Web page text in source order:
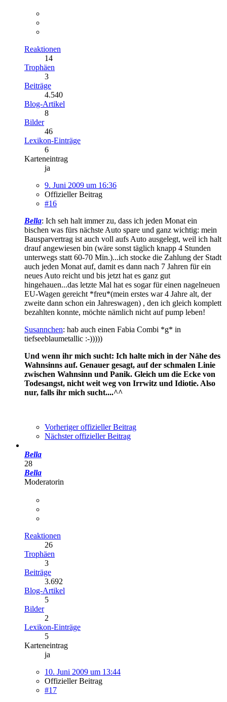
Reaktionen
14
Trophäen
3
Beiträge
4.540
Blog-Artikel
8
Bilder
46
Lexikon-Einträge
6
Karteneintrag
ja
9. Juni 2009 um 16:36
Offizieller Beitrag
#16
Bella: Ich seh halt immer zu, dass ich jeden Monat ein
bischen was fürs nächste Auto spare und ganz wichtig: mein
Bausparvertrag ist auch voll aufs Auto ausgelegt, weil ich halt
drauf angewiesen bin (wäre sonst täglich knapp 4 Stunden
unterwegs statt 60-70 Min.)...ich stocke die Zahlung der Stadt
auch jeden Monat auf, damit es dann nach 7 Jahren für ein
neues Auto reicht und bis jetzt hat es ganz gut
hingehauen...das letzte Mal hat es sogar für einen nagelneuen
EU-Wagen gereicht *freu*(mein erstes war 4 Jahre alt, der
zweite dann schon ein Jahreswagen) , den ich gleich komplett
bezahlten konnte, möchte nämlich nicht auf pump leben!
Susannchen: hab auch einen Fabia Combi *g* in
tiefseeblaumetallic :-)))))
Und wenn ihr mich sucht: Ich halte mich in der Nähe des
Wahnsinns auf. Genauer gesagt, auf der schmalen Linie
zwischen Wahnsinn und Panik. Gleich um die Ecke von
Todesangst, nicht weit weg von Irrwitz und Idiotie. Also
nur, falls ihr mich sucht....^^
Vorheriger offizieller Beitrag
Nächster offizieller Beitrag
Bella
28
Bella
Moderatorin
Reaktionen
26
Trophäen
3
Beiträge
3.692
Blog-Artikel
5
Bilder
2
Lexikon-Einträge
5
Karteneintrag
ja
10. Juni 2009 um 13:44
Offizieller Beitrag
#17